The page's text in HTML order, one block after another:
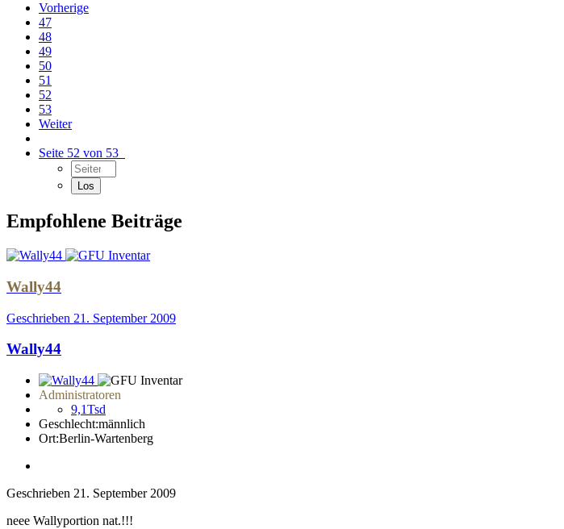
Vorherige
47
48
49
50
51
52
53
Weiter
Seite 52 von 53
Empfohlene Beiträge
Wally44
Geschrieben 21. September 2009
Wally44
Administratoren
9,1Tsd
Geschlecht:männlich
Ort:Berlin-Wartenberg
Geschrieben 21. September 2009
neee Wallyportion nat.!!!